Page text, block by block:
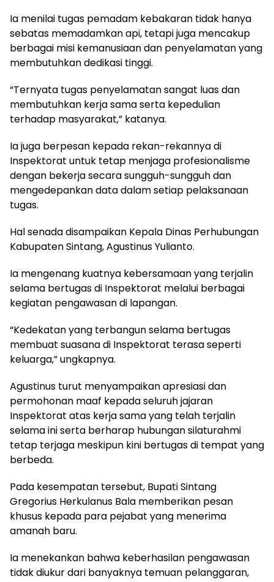
Ia menilai tugas pemadam kebakaran tidak hanya
sebatas memadamkan api, tetapi juga mencakup
berbagai misi kemanusiaan dan penyelamatan yang
membutuhkan dedikasi tinggi.
“Ternyata tugas penyelamatan sangat luas dan
membutuhkan kerja sama serta kepedulian
terhadap masyarakat,” katanya.
Ia juga berpesan kepada rekan-rekannya di
Inspektorat untuk tetap menjaga profesionalisme
dengan bekerja secara sungguh-sungguh dan
mengedepankan data dalam setiap pelaksanaan
tugas.
Hal senada disampaikan Kepala Dinas Perhubungan
Kabupaten Sintang, Agustinus Yulianto.
Ia mengenang kuatnya kebersamaan yang terjalin
selama bertugas di Inspektorat melalui berbagai
kegiatan pengawasan di lapangan.
“Kedekatan yang terbangun selama bertugas
membuat suasana di Inspektorat terasa seperti
keluarga,” ungkapnya.
Agustinus turut menyampaikan apresiasi dan
permohonan maaf kepada seluruh jajaran
Inspektorat atas kerja sama yang telah terjalin
selama ini serta berharap hubungan silaturahmi
tetap terjaga meskipun kini bertugas di tempat yang
berbeda.
Pada kesempatan tersebut, Bupati Sintang
Gregorius Herkulanus Bala memberikan pesan
khusus kepada para pejabat yang menerima
amanah baru.
Ia menekankan bahwa keberhasilan pengawasan
tidak diukur dari banyaknya temuan pelanggaran,